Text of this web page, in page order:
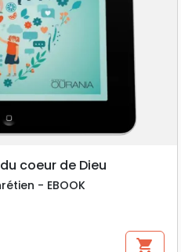
coeur de Dieu
- EBOOK
shopping_cart